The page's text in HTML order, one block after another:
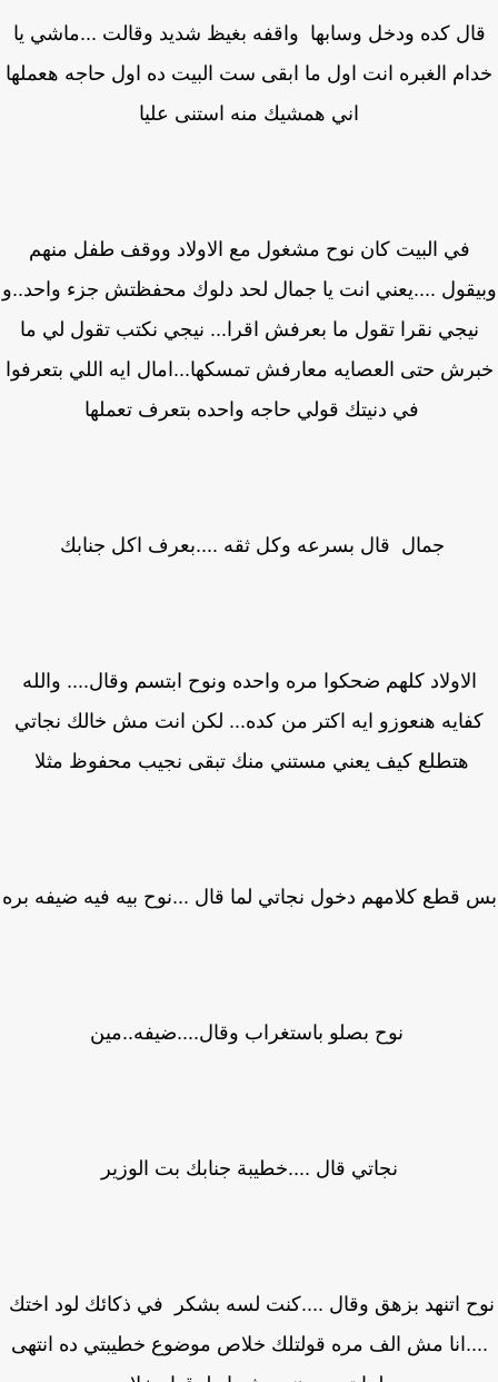
كده ودخل وسابها واقفه بغيظ شديد وقالت ...ماشي يا
الغبره انت اول ما ابقى ست البيت ده اول حاجه هعملها
اني همشيك منه استنى عليا
في البيت كان نوح مشغول مع الاولاد ووقف طفل منهم
....يعني انت يا جمال لحد دلوك محفظتش جزء واحد..و
نيجي نقرا تقول ما بعرفش اقرا... نيجي نكتب تقول لي ما
حتى العصايه معارفش تمسكها...امال ايه اللي بتعرفوا
في دنيتك قولي حاجه واحده بتعرف تعملها
جمال قال بسرعه وكل ثقه ....بعرف اكل جنابك
الاولاد كلهم ضحكوا مره واحده ونوح ابتسم وقال.... والله
هنعوزو ايه اكتر من كده... لكن انت مش خالك نجاتي
هتطلع كيف يعني مستني منك تبقى نجيب محفوظ مثلا
قطع كلامهم دخول نجاتي لما قال ...نوح بيه فيه ضيفه بره
نوح بصلو باستغراب وقال....ضيفه..مين
نجاتي قال ....خطيبة جنابك بت الوزير
اتنهد بزهق وقال ....كنت لسه بشكر في ذكائك لود اختك
مش الف مره قولتلك خلاص موضوع خطيبتي ده انتهى